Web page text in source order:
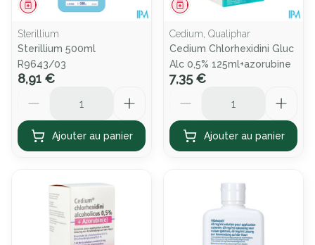
Médicament
Sterillium
Sterillium 500ml
R9643/03
8,91 €
Ajouter au panier
Médicament
Cedium, Qualiphar
Cedium Chlorhexidini Gluc
Alc 0,5% 125ml+azorubine
7,35 €
Ajouter au panier